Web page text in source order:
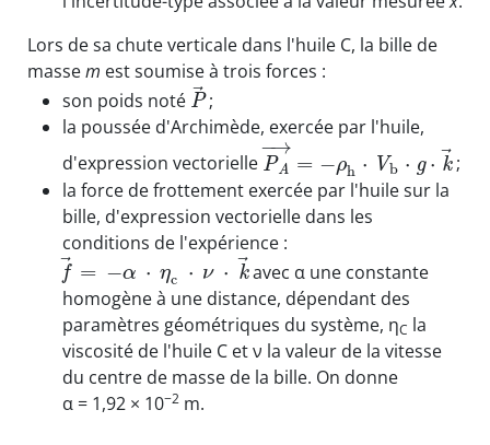
Lors de sa chute verticale dans l'huile C, la bille de
massem est soumise à trois forces :
son poids noté P⃗;
la poussée d'Archimède, exercée par l'huile,
d'expression vectorielle PA
−→
= −ρh ⋅ Vb ⋅ g ⋅ k⃗
;
la force de frottement exercée par l'huile sur la
bille, d'expression vectorielle dans les
conditions de l'expérience :
f⃗ = −α ⋅ ηc ⋅ ν ⋅ k⃗avec α une constante
homogène à une distance, dépendant des
paramètres géométriques du système, ηC la
viscosité de l'huile C et ν la valeur de la vitesse
du centre de masse de la bille. On donne
α = 1,92 × 10−2 m.